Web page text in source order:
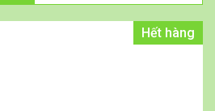
Hết hàng